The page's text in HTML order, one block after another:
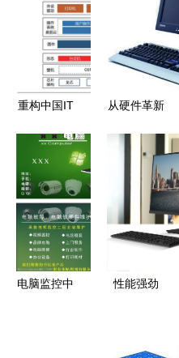
重构中国IT
国产计算机
基础软硬件
行业深度报
告
从硬件革新
电脑技术如
何重塑现代
生活方式
电脑监控中
性能强劲